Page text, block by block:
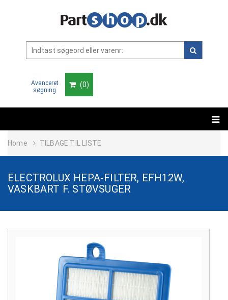
Avanceret
søgning
(0)
Home TILBAGE TIL LISTE
ELECTROLUX HEPA-FILTER, EFH12W,
VASKBART F. STØVSUGER